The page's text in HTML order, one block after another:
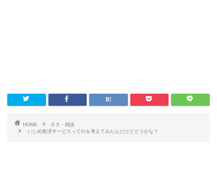
HOME
ネタ・雑談
いじめ救済サービスってのを考えてみたんだけどどうかな？